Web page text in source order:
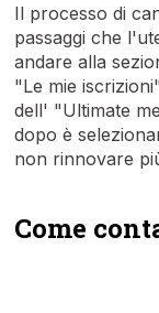
Il processo di
passaggi che
andare alla
"Le mie
dell' "Ultimate
dopo è
non rinnovare
Come